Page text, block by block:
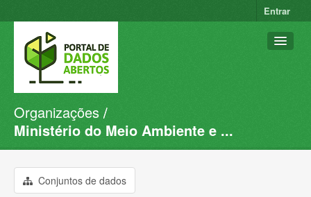
Entrar
Conjuntos de dados
Organizações
Sobre
Organizações
Ministério do Meio Ambiente e ...
Conjuntos de dados